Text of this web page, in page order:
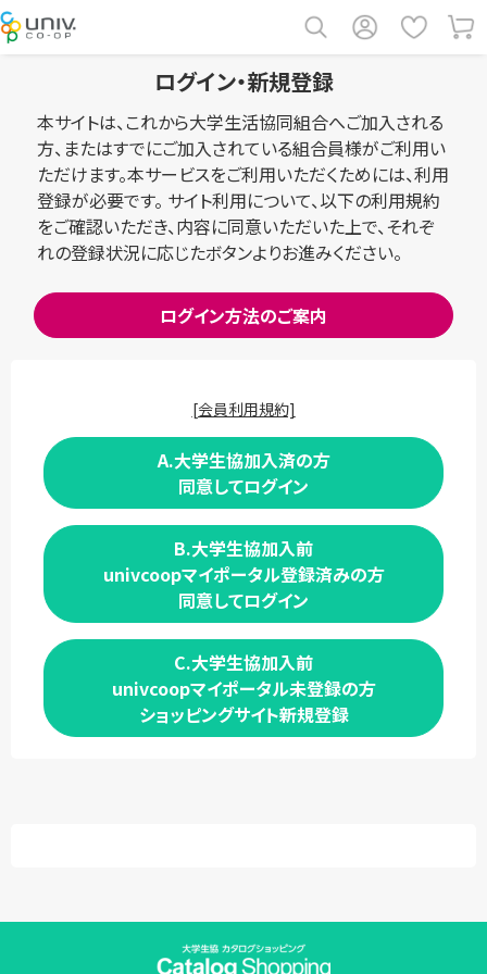
ログイン・新規登録
本サイトは、これから大学生活協同組合へご加入される
方、またはすでにご加入されている組合員様がご利用い
ただけます。本サービスをご利用いただくためには、利用
登録が必要です。 サイト利用について、以下の利用規約
をご確認いただき、内容に同意いただいた上で、それぞ
れの登録状況に応じたボタンよりお進みください。
ログイン方法のご案内
[会員利用規約]
A.大学生協加入済の方
同意してログイン
B.大学生協加入前
univcoopマイポータル登録済みの方
同意してログイン
C.大学生協加入前
univcoopマイポータル未登録の方
ショッピングサイト新規登録